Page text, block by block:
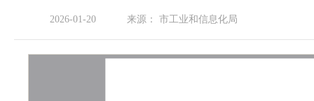
2026-01-20 来源： 市工业和信息化局